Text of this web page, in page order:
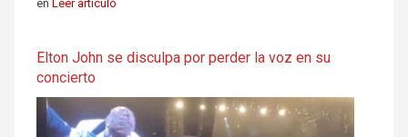
en Leer artículo
Elton John se disculpa por perder la voz en su
concierto